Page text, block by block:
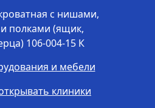
и мебели
клиники